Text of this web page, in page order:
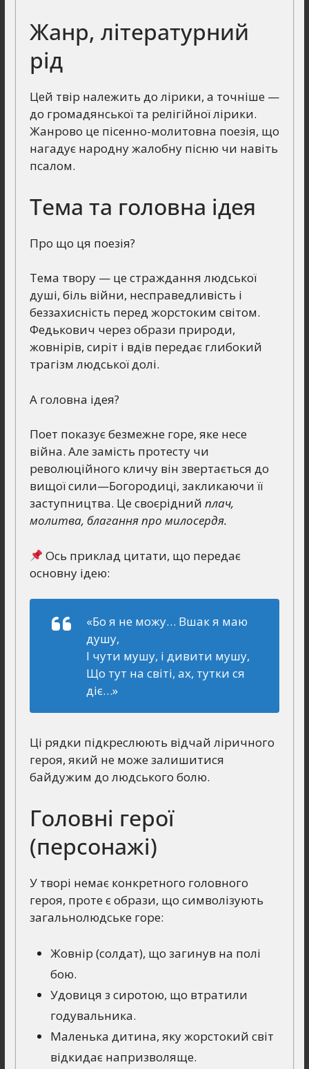
Жанр, літературний
рід
Цей твір належить до лірики, а точніше —
до громадянської та релігійної лірики.
Жанрово це пісенно-молитовна поезія, що
нагадує народну жалобну пісню чи навіть
псалом.
Тема та головна ідея
Про що ця поезія?
Тема твору — це страждання людської
душі, біль війни, несправедливість і
беззахисність перед жорстоким світом.
Федькович через образи природи,
жовнірів, сиріт і вдів передає глибокий
трагізм людської долі.
А головна ідея?
Поет показує безмежне горе, яке несе
війна. Але замість протесту чи
революційного кличу він звертається до
вищої сили—Богородиці, закликаючи її
заступництва. Це своєрідний плач,
молитва, благання про милосердя.
Ось приклад цитати, що передає
основну ідею:
«Бо я не можу… Вшак я маю
душу,
І чути мушу, і дивити мушу,
Що тут на світі, ах, тутки ся
діє…»
Ці рядки підкреслюють відчай ліричного
героя, який не може залишитися
байдужим до людського болю.
Головні герої
(персонажі)
У творі немає конкретного головного
героя, проте є образи, що символізують
загальнолюдське горе:
Жовнір (солдат), що загинув на полі
бою.
Удовиця з сиротою, що втратили
годувальника.
Маленька дитина, яку жорстокий світ
відкидає напризволяще.